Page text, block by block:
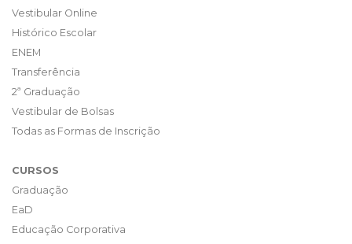
Vestibular Online
Histórico Escolar
ENEM
Transferência
2ª Graduação
Vestibular de Bolsas
Todas as Formas de Inscrição
CURSOS
Graduação
EaD
Educação Corporativa